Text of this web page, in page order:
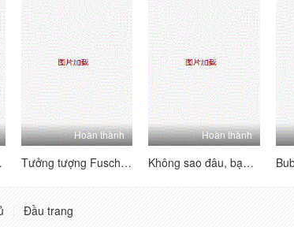
Hoàn thành
Tưởng tượng Fuschia của Kimberlee
Hoàn thành
Không sao đâu, bạn chỉ là một người trồng
Đầu trang